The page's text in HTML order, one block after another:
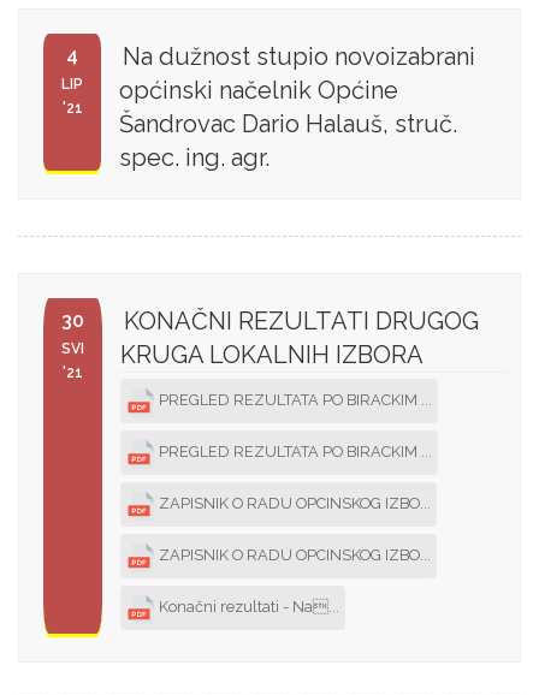
4
LIP
'21
Na dužnost stupio novoizabrani
općinski načelnik Općine
Šandrovac Dario Halauš, struč.
spec. ing. agr.
30
SVI
'21
KONAČNI REZULTATI DRUGOG
KRUGA LOKALNIH IZBORA
PREGLED REZULTATA PO BIRACKIM ...
PREGLED REZULTATA PO BIRACKIM ...
ZAPISNIK O RADU OPCINSKOG IZBO...
ZAPISNIK O RADU OPCINSKOG IZBO...
Konačni rezultati - Na...